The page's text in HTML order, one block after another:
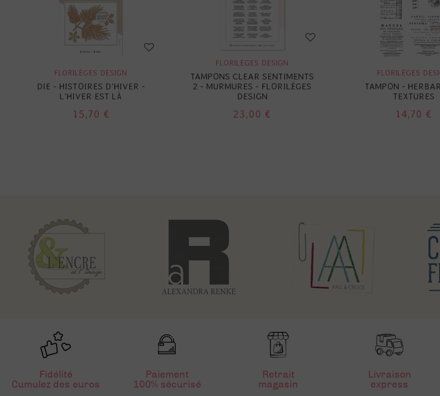
FLORILÈGES DESIGN
DIE - HISTOIRES D'HIVER -
L'HIVER EST LÀ
15,70 €
FLORILÈGES DESIGN
TAMPONS CLEAR SENTIMENTS
2 - MURMURES - FLORILÈGES
DESIGN
23,00 €
FLORILÈGES
TAMPON -
TEXTURES
14,70 €
Fidélité
Cumulez des euros
Paiement
100% sécurisé
Retrait
magasin
Livraison
express